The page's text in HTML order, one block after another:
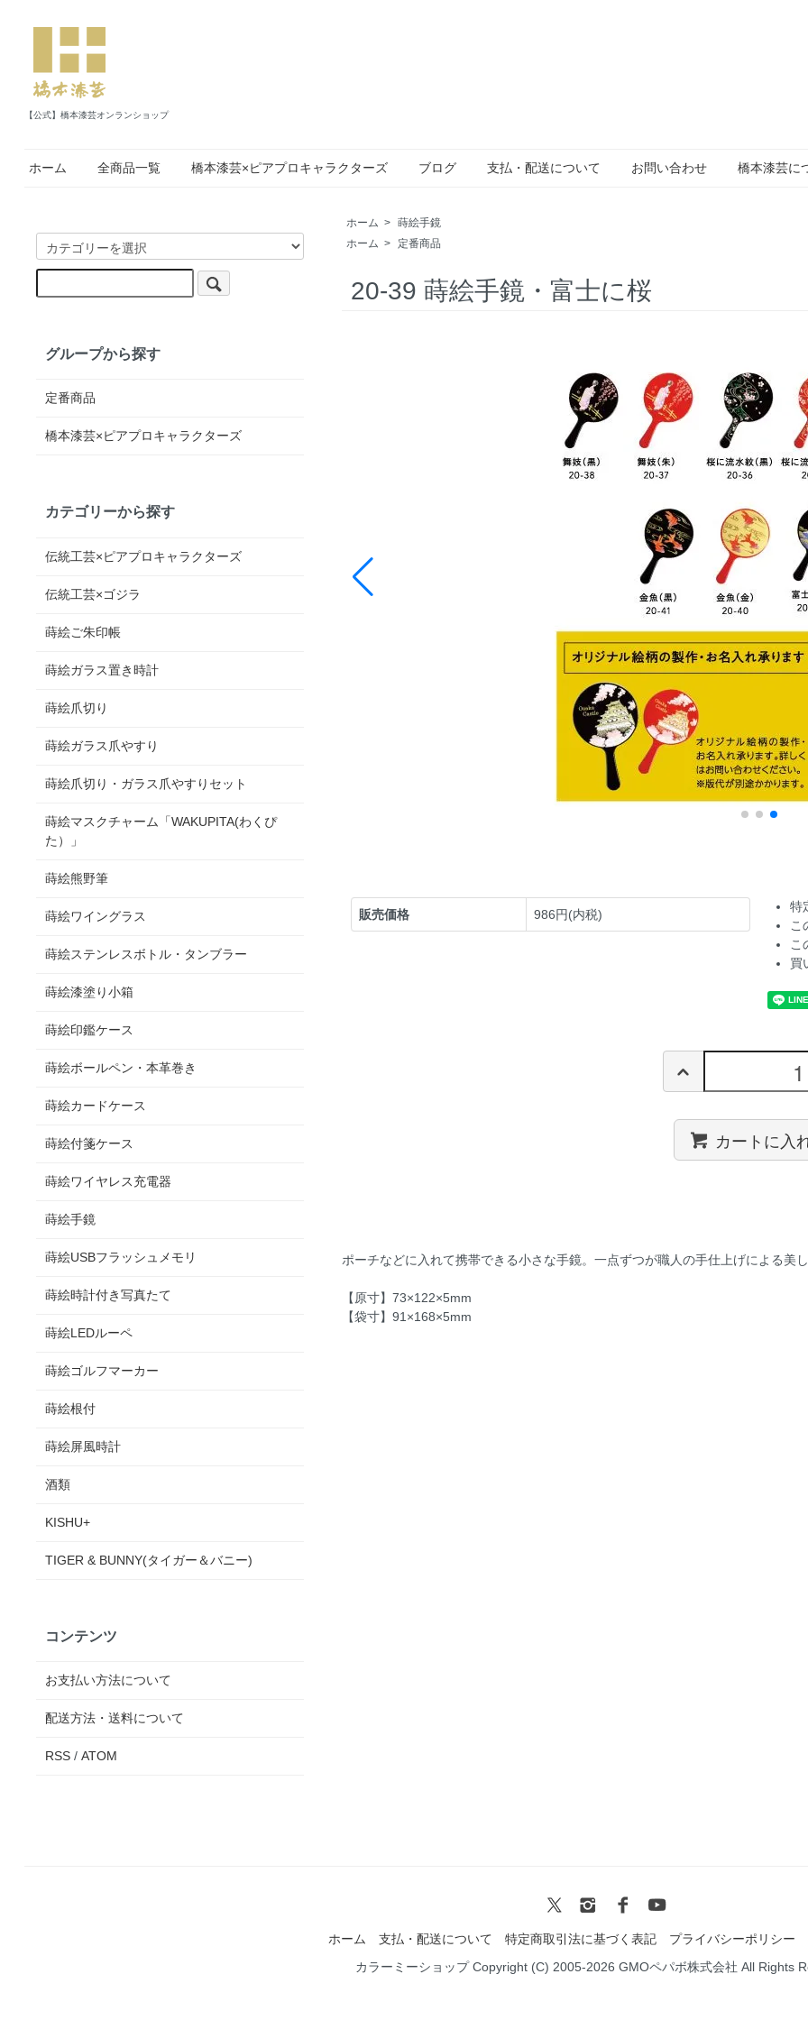
【公式】橋本漆芸オンランショップ
ホーム 全商品一覧 橋本漆芸×ピアプロキャラクターズ ブログ 支払・配送について お問い合わせ 橋本漆芸に
ホーム >
蒔絵手鏡
ホーム > 定番商品
20-39 蒔絵手鏡・富士に桜
販売価格 986円(内税)
特
こ
こ
買
カートに入
ポーチなどに入れて携帯できる小さな手鏡。一点ずつが職人の手仕上げによる美
【原寸】73×122×5mm
【袋寸】91×168×5mm
グループから探す
定番商品
橋本漆芸×ピアプロキャラクターズ
カテゴリーから探す
伝統工芸×ピアプロキャラクターズ
伝統工芸×ゴジラ
蒔絵ご朱印帳
蒔絵ガラス置き時計
蒔絵爪切り
蒔絵ガラス爪やすり
蒔絵爪切り・ガラス爪やすりセット
蒔絵マスクチャーム「WAKUPITA(わくぴ
た）」
蒔絵熊野筆
蒔絵ワイングラス
蒔絵ステンレスボトル・タンブラー
蒔絵漆塗り小箱
蒔絵印鑑ケース
蒔絵ボールペン・本革巻き
蒔絵カードケース
蒔絵付箋ケース
蒔絵ワイヤレス充電器
蒔絵手鏡
蒔絵USBフラッシュメモリ
蒔絵時計付き写真たて
蒔絵LEDルーペ
蒔絵ゴルフマーカー
蒔絵根付
蒔絵屏風時計
酒類
KISHU+
TIGER & BUNNY(タイガー＆バニー)
コンテンツ
お支払い方法について
配送方法・送料について
RSS/ ATOM
ホーム 支払・配送について 特定商取引法に基づく表記 プライバシーポリシー
カラーミーショップCopyright (C) 2005-2026 GMOペパボ株式会社 All Rights